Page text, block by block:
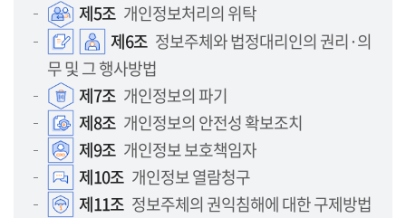
제5조 개인정보처리의 위탁
제6조 정보주체와 법정대리인의 권리·의
무 및 그 행사방법
제7조 개인정보의 파기
제8조 개인정보의 안전성 확보조치
제9조 개인정보 보호책임자
제10조 개인정보 열람청구
제11조 정보주체의 권익침해에 대한 구제방법